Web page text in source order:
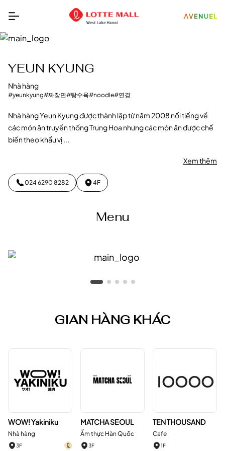
YEUN KYUNG
Nhà hàng
#yeunkyung#짜장면#탕수육#noodle#연경
Nhà hàng Yeun Kyung được thành lập từ năm 2008 nổi tiếng về
các món ăn truyền thống Trung Hoa nhưng các món ăn được chế
biến theo khẩu vị ...
Xem thêm
024 6290 8282 4F
Menu
GIAN HÀNG KHÁC
WOW! Yakiniku
Nhà hàng
3F
MATCHA SEOUL
Ẩm thực Hàn Quốc
3F
TEN THOUSAND
Cafe
1F